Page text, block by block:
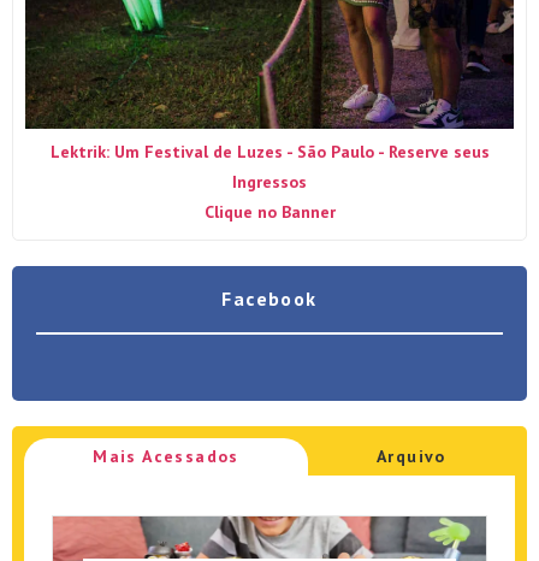
Lektrik: Um Festival de Luzes - São Paulo - Reserve seus
Ingressos
Clique no Banner
Facebook
Mais Acessados Arquivo